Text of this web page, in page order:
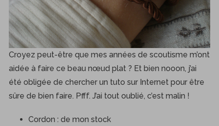
Croyez peut-être que mes années de scoutisme m’ont
aidée à faire ce beau nœud plat ? Et bien nooon, j’ai
été obligée de chercher un tuto sur Internet pour être
sûre de bien faire. Pfff. J’ai tout oublié, c’est malin !
Cordon : de mon stock